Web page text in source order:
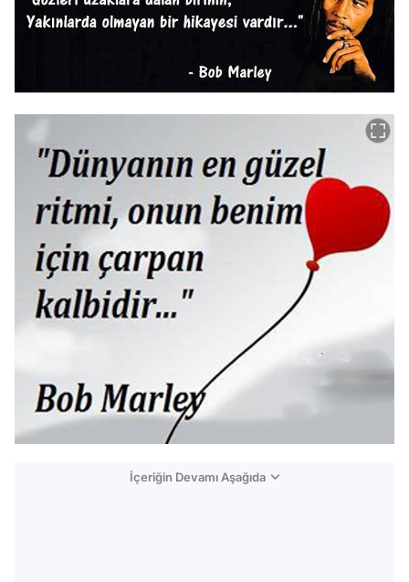
İçeriğin Devamı Aşağıda